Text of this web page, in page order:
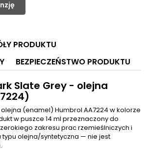
PRODUKTU
BEZPIECZEŃSTWO PRODUKTU
Slate Grey - olejna
(enamel) Humbrol AA7224 w kolorze
w puszce 14 ml przeznaczony do
zakresu prac rzemieślniczych i
typu olejna/syntetyczna — nie jest